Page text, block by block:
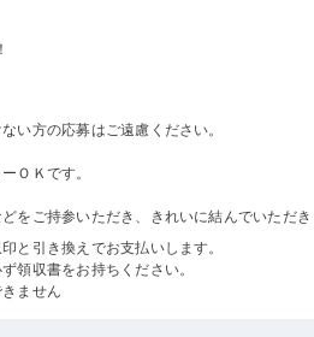
い方の応募はご遠慮ください。
ＯＫです。
をご持参いただき、きれいに結んでいただ
と引き換えでお支払いします。
領収書をお持ちください。
ません